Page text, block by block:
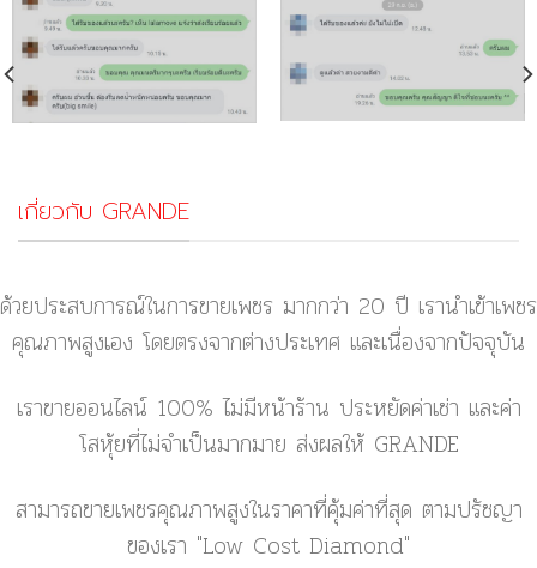
เกี่ยวกับ GRANDE
ด้วยประสบการณ์ในการขายเพชร มากกว่า 20 ปี เรานำเข้าเพชร
คุณภาพสูงเอง โดยตรงจากต่างประเทศ และเนื่องจากปัจจุบัน
เราขายออนไลน์ 100% ไม่มีหน้าร้าน ประหยัดค่าเช่า และค่า
โสหุ้ยที่ไม่จำเป็นมากมาย ส่งผลให้ GRANDE
สามารถขายเพชรคุณภาพสูงในราคาที่คุ้มค่าที่สุด ตามปรัชญา
ของเรา "Low Cost Diamond"